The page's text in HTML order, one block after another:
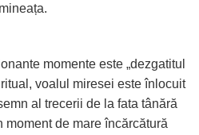
momente este „dezgatitul
voalul miresei este înlocuit
al trecerii de la fata tânără
moment de mare încărcătură